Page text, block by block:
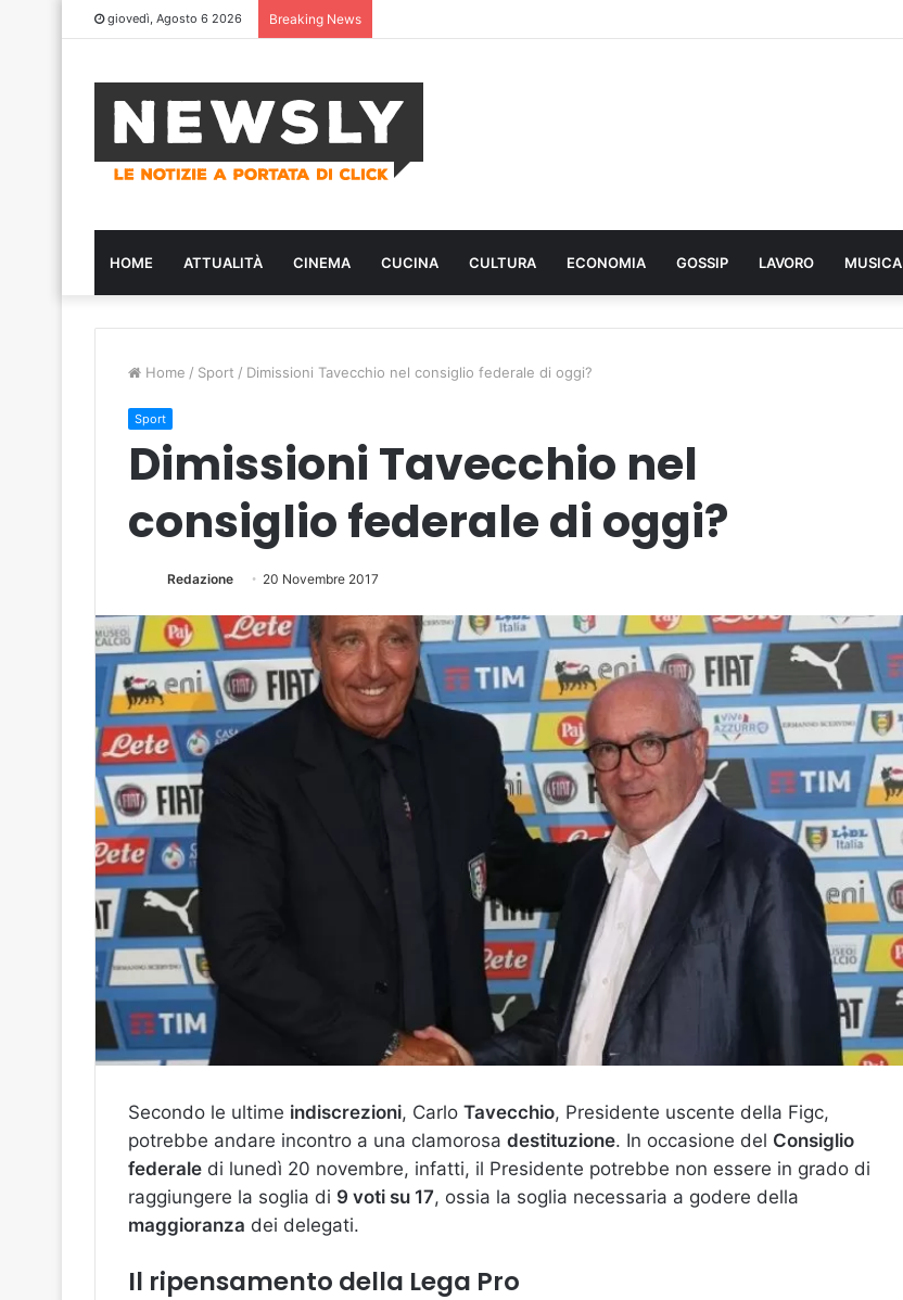
giovedì, Agosto 6 2026 Breaking News
HOME ATTUALITÀ CINEMA CUCINA CULTURA ECONOMIA GOSSIP LAVORO MUSICA
Home / Sport / Dimissioni Tavecchio nel consiglio federale di oggi?
Sport
Dimissioni Tavecchio nel
consiglio federale di oggi?
Redazione 20 Novembre 2017
Secondo le ultime indiscrezioni, Carlo Tavecchio, Presidente uscente della Figc,
potrebbe andare incontro a una clamorosa destituzione. In occasione del Consiglio
federale di lunedì 20 novembre, infatti, il Presidente potrebbe non essere in grado di
raggiungere la soglia di 9 voti su 17, ossia la soglia necessaria a godere della
maggioranza dei delegati.
Il ripensamento della Lega Pro